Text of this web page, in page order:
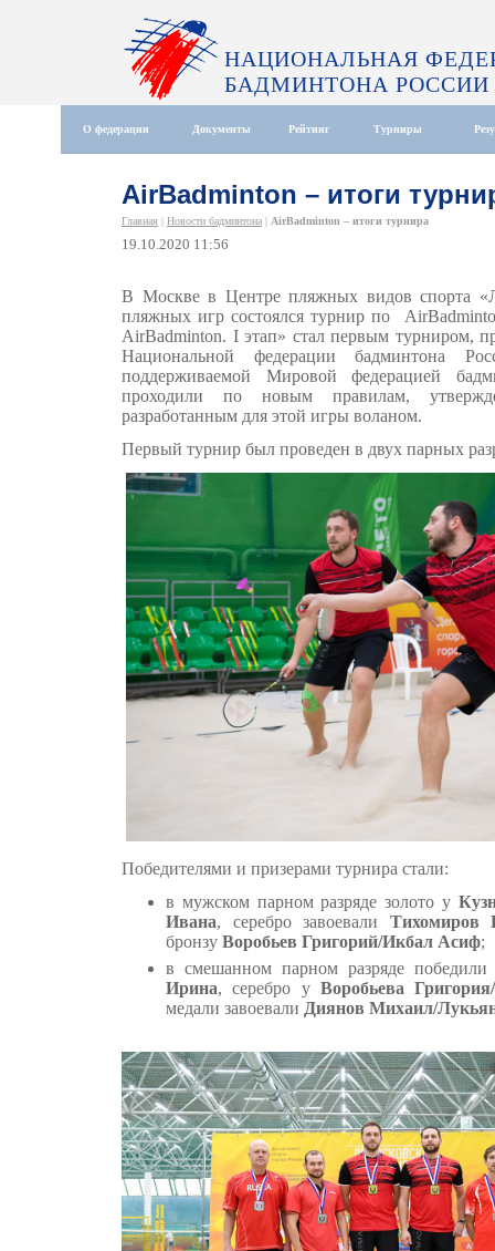
НАЦИОНАЛЬНАЯ
БАДМИНТОНА РОССИИ
О федерации Документы Рейтинг Турниры
AirBadminton – итоги
Главная | Новости бадминтона | AirBadminton – итоги турнира
19.10.2020 11:56
В Москве в Центре пляжных видов спорта
пляжных игр состоялся турнир по
AirBadminton. I этап» стал первым турниром,
Национальной федерации бадминтона
поддерживаемой Мировой федерацией
проходили по новым правилам,
разработанным для этой игры воланом.
Первый турнир был проведен в двух парных
Победителями и призерами турнира стали:
в мужском парном разряде золото у
Ивана, серебро завоевали Тихомиров
бронзу Воробьев Григорий/Икбал Асиф;
в смешанном парном разряде
Ирина, серебро у Воробьева
медали завоевали Диянов Михаил/